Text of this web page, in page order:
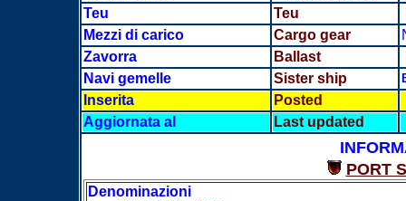
Teu
Teu
Mezzi di carico
Cargo gear
Zavorra
Ballast
Navi gemelle
Sister ship
Inserita
Posted
Aggiornata al
Last updated
PORT
Denominazioni